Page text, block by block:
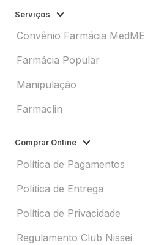
Serviços
Convênio Farmácia MedME
Farmácia Popular
Manipulação
Farmaclin
Comprar Online
Política de Pagamentos
Política de Entrega
Política de Privacidade
Regulamento Club Nissei